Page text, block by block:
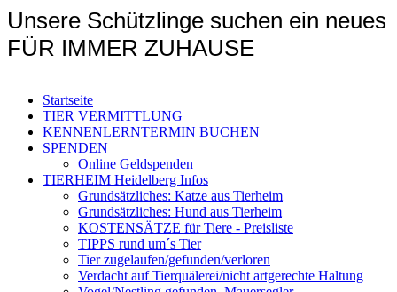
Unsere Schützlinge suchen ein neues
FÜR IMMER ZUHAUSE
Startseite
TIER VERMITTLUNG
KENNENLERNTERMIN BUCHEN
SPENDEN
Online Geldspenden
TIERHEIM Heidelberg Infos
Grundsätzliches: Katze aus Tierheim
Grundsätzliches: Hund aus Tierheim
KOSTENSÄTZE für Tiere - Preisliste
TIPPS rund um´s Tier
Tier zugelaufen/gefunden/verloren
Verdacht auf Tierquälerei/nicht artgerechte Haltung